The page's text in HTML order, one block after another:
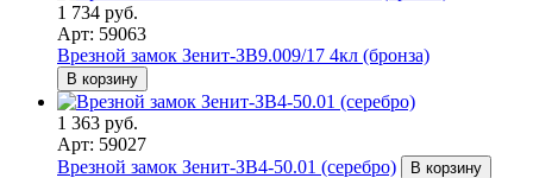
1 734 руб.
Арт: 59063
Врезной замок Зенит-ЗВ9.009/17 4кл (бронза)
В корзину
1 363 руб.
Арт: 59027
Врезной замок Зенит-ЗВ4-50.01 (серебро)
В корзину